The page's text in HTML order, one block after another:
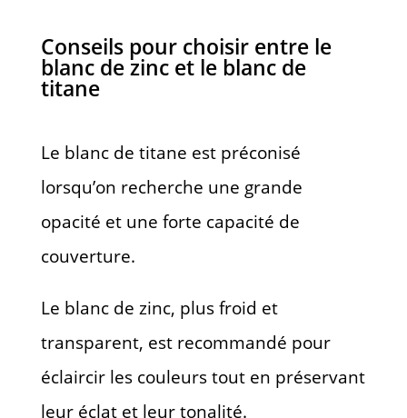
Conseils pour choisir entre le
blanc de zinc et le blanc de
titane
Le blanc de titane est préconisé
lorsqu’on recherche une grande
opacité et une forte capacité de
couverture.
Le blanc de zinc, plus froid et
transparent, est recommandé pour
éclaircir les couleurs tout en préservant
leur éclat et leur tonalité.